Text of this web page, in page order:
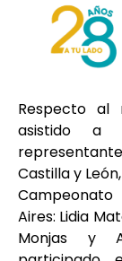
Respecto al
asistido a
Castilla y
Aires: Lidia
Monjas y